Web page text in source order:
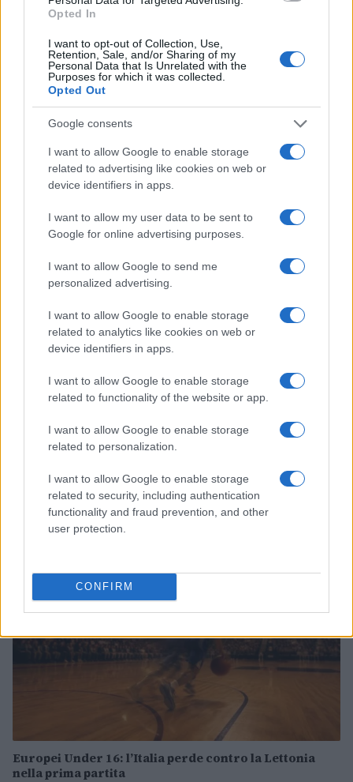
Opted In
I want to opt-out of Collection, Use,
Retention, Sale, and/or Sharing of my
Personal Data that Is Unrelated with the
Purposes for which it was collected.
Opted Out
Google consents
I want to allow Google to enable storage
related to advertising like cookies on web or
device identifiers in apps.
I want to allow my user data to be sent to
Google for online advertising purposes.
I want to allow Google to send me
personalized advertising.
I want to allow Google to enable storage
related to analytics like cookies on web or
device identifiers in apps.
I want to allow Google to enable storage
related to functionality of the website or app.
I want to allow Google to enable storage
related to personalization.
I want to allow Google to enable storage
related to security, including authentication
functionality and fraud prevention, and other
user protection.
CONFIRM
AUTORE
Redazione Sportmagazine
Continua a leggere
Europei Under 16: l’Italia perde contro la Lettonia
nella prima partita